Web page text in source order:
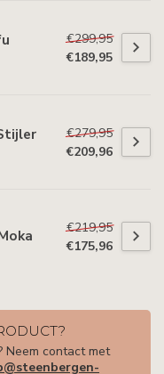
€299,95
€189,95
€279,95
€209,96
€219,95
€175,96
Neem contact met